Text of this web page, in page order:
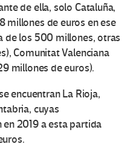
de ella, solo Cataluña,
millones de euros en ese
de los 500 millones, otras
Comunitat Valenciana
millones de euros).
encuentran La Rioja,
cuyas
2019 a esta partida